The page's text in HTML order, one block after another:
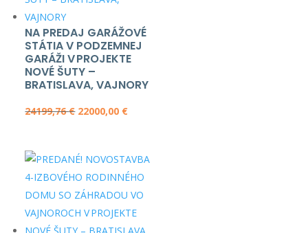
NA PREDAJ GARÁŽOVÉ
STÁTIA V PODZEMNEJ
GARÁŽI V PROJEKTE
NOVÉ ŠUTY –
BRATISLAVA, VAJNORY
24199,76€ Pôvodná
24199,76 €.
22000,00 €Aktuálna
22000,00 €.